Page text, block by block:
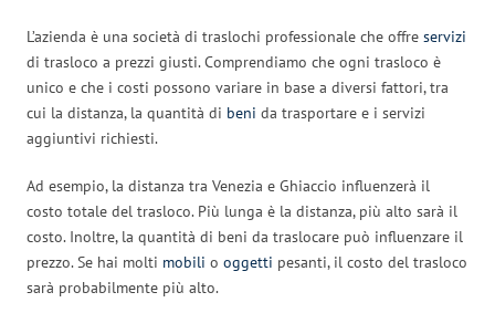
L’azienda è una società di traslochi professionale che offre servizi
di trasloco a prezzi giusti. Comprendiamo che ogni trasloco è
unico e che i costi possono variare in base a diversi fattori, tra
cui la distanza, la quantità di beni da trasportare e i servizi
aggiuntivi richiesti.
Ad esempio, la distanza tra Venezia e Ghiaccio influenzerà il
costo totale del trasloco. Più lunga è la distanza, più alto sarà il
costo. Inoltre, la quantità di beni da traslocare può influenzare il
prezzo. Se hai molti mobili o oggetti pesanti, il costo del trasloco
sarà probabilmente più alto.